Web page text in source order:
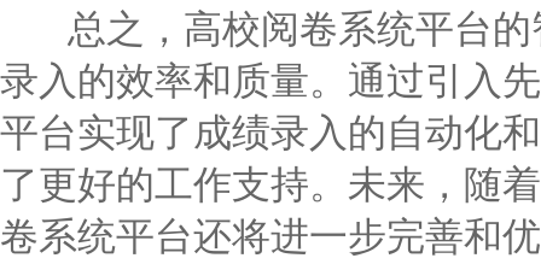
总之，高校阅卷系统平台的
录入的效率和质量。通过引入
平台实现了成绩录入的自动化
了更好的工作支持。未来，随
卷系统平台还将进一步完善和